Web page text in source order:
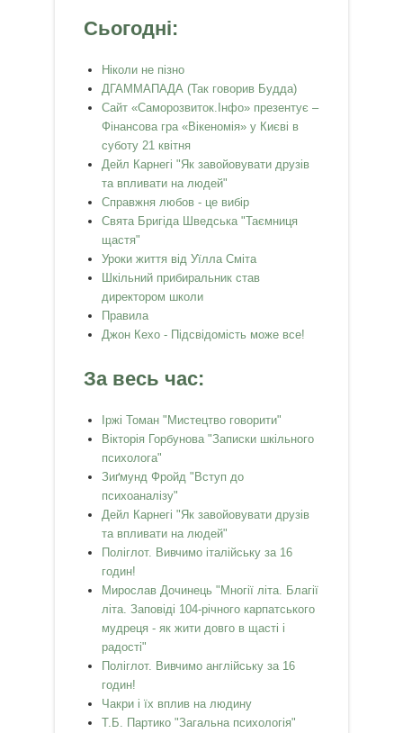
Сьогодні:
Ніколи не пізно
ДГАММАПАДА (Так говорив Будда)
Сайт «Саморозвиток.Інфо» презентує –
Фінансова гра «Вікеномія» у Києві в
суботу 21 квітня
Дейл Карнегі "Як завойовувати друзів
та впливати на людей"
Справжня любов - це вибір
Свята Бригіда Шведська "Таємниця
щастя"
Уроки життя від Уїлла Сміта
Шкільний прибиральник став
директором школи
Правила
Джон Кехо - Підсвідомість може все!
За весь час:
Іржі Томан "Мистецтво говорити"
Вікторія Горбунова "Записки шкільного
психолога"
Зиґмунд Фройд "Вступ до
психоаналізу"
Дейл Карнегі "Як завойовувати друзів
та впливати на людей"
Поліглот. Вивчимо італійську за 16
годин!
Мирослав Дочинець "Многії літа. Благії
літа. Заповіді 104-річного карпатського
мудреця - як жити довго в щасті і
радості"
Поліглот. Вивчимо англійську за 16
годин!
Чакри і їх вплив на людину
Т.Б. Партико "Загальна психологія"